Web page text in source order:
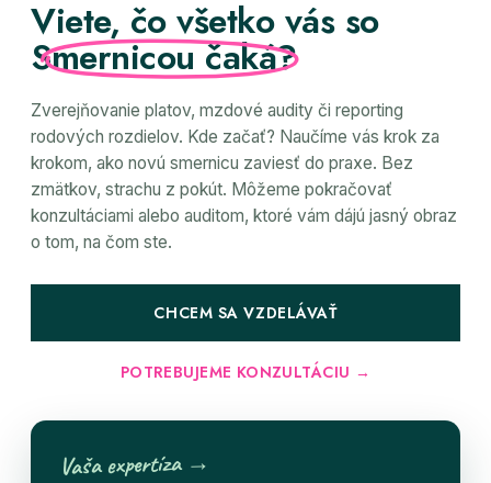
Viete, čo všetko vás so
Smernicou čaká?
Zverejňovanie platov, mzdové audity či reporting
rodových rozdielov. Kde začať? Naučíme vás krok za
krokom, ako novú smernicu zaviesť do praxe. Bez
zmätkov, strachu z pokút. Môžeme pokračovať
konzultáciami alebo auditom, ktoré vám dájú jasný obraz
o tom, na čom ste.
CHCEM SA VZDELÁVAŤ
POTREBUJEME KONZULTÁCIU →
Vaša expertíza →